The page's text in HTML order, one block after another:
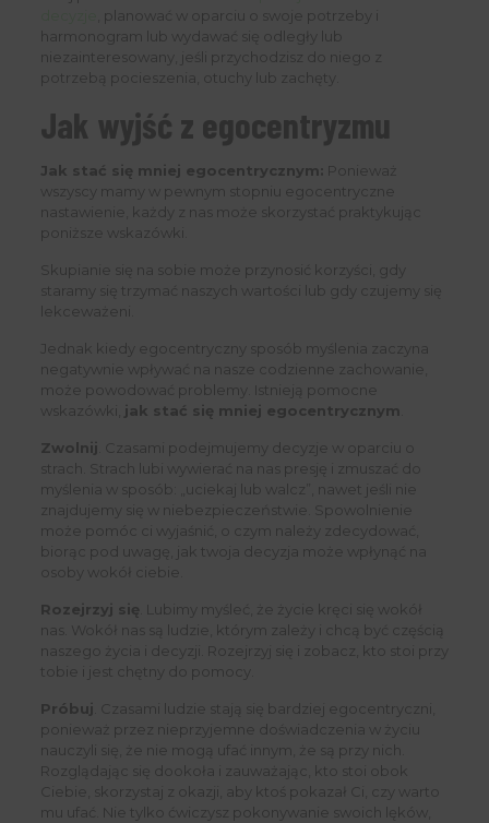
, planować w oparciu o swoje potrzeby i
harmonogram lub wydawać się odległy lub
niezainteresowany, jeśli przychodzisz do niego z
potrzebą pocieszenia, otuchy lub zachęty.
Jak wyjść z egocentryzmu
Jak stać się mniej egocentrycznym: Ponieważ
wszyscy mamy w pewnym stopniu egocentryczne
nastawienie, każdy z nas może skorzystać praktykując
poniższe wskazówki.
Skupianie się na sobie może przynosić korzyści, gdy
staramy się trzymać naszych wartości lub gdy czujemy się
lekceważeni.
Jednak kiedy egocentryczny sposób myślenia zaczyna
negatywnie wpływać na nasze codzienne zachowanie,
może powodować problemy. Istnieją pomocne
wskazówki, jak stać się mniej egocentrycznym
Zwolnij . Czasami podejmujemy decyzje w oparciu o
strach. Strach lubi wywierać na nas presję i zmuszać do
myślenia w sposób: „uciekaj lub walcz”, nawet jeśli nie
znajdujemy się w niebezpieczeństwie. Spowolnienie
może pomóc ci wyjaśnić, o czym należy zdecydować,
biorąc pod uwagę, jak twoja decyzja może wpłynąć na
osoby wokół ciebie.
Rozejrzyj się . Lubimy myśleć, że życie kręci się wokół
nas. Wokół nas są ludzie, którym zależy i chcą być częścią
naszego życia i decyzji. Rozejrzyj się i zobacz, kto stoi przy
tobie i jest chętny do pomocy.
Próbuj . Czasami ludzie stają się bardziej egocentryczni,
ponieważ przez nieprzyjemne doświadczenia w życiu
nauczyli się, że nie mogą ufać innym, że są przy nich.
Rozglądając się dookoła i zauważając, kto stoi obok
Ciebie, skorzystaj z okazji, aby ktoś pokazał Ci, czy warto
mu ufać. Nie tylko ćwiczysz pokonywanie swoich lęków,